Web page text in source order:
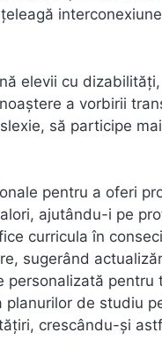
elevii cu
a vorbirii
să participe
pentru a oferi
ajutându-i pe
curricula în
sugerând
pentru
de studiu
crescându-și